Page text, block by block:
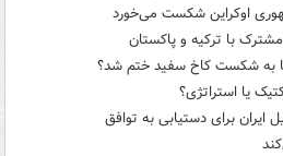
اوکراین شکست می‌خورد
با ترکیه و پاکستان
به شکست کاخ سفید ختم شد؟
یا استراتژی؟
ایران برای دستیابی به توافق